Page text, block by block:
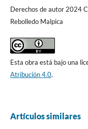
Derechos de autor 2024
Rebolledo Malpica
Esta obra está bajo una
Atribución 4.0.
Artículos similares